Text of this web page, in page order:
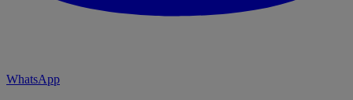
WhatsApp